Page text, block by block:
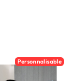
Personnalisable